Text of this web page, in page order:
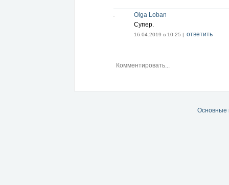
Olga Loban
Супер.
16.04.2019 в 10:25 | ответить
Основные